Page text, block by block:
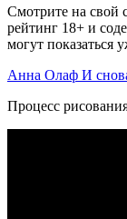
Смотрите на свой
рейтинг 18+ и
могут
Анна Олаф И
Процесс